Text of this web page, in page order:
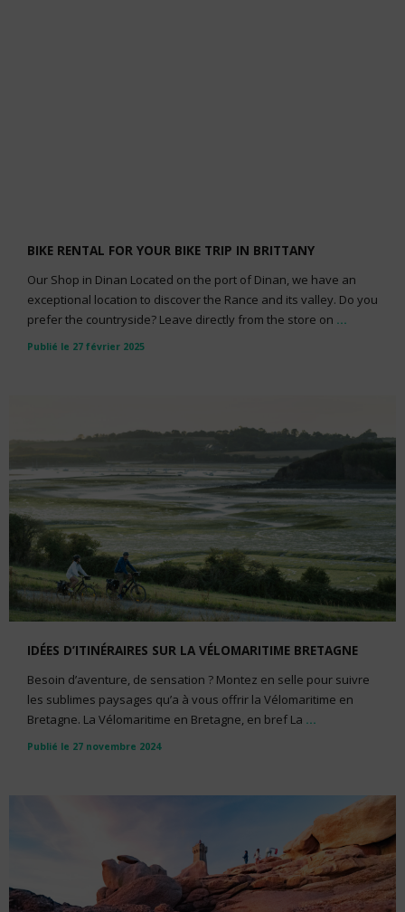
BIKE RENTAL FOR YOUR BIKE TRIP IN BRITTANY
Our Shop in Dinan Located on the port of Dinan, we have an
exceptional location to discover the Rance and its valley. Do you
prefer the countryside? Leave directly from the store on ...
Publié le 27 février 2025
IDÉES D’ITINÉRAIRES SUR LA VÉLOMARITIME BRETAGNE
Besoin d’aventure, de sensation ? Montez en selle pour suivre
les sublimes paysages qu’a à vous offrir la Vélomaritime en
Bretagne. La Vélomaritime en Bretagne, en bref La ...
Publié le 27 novembre 2024